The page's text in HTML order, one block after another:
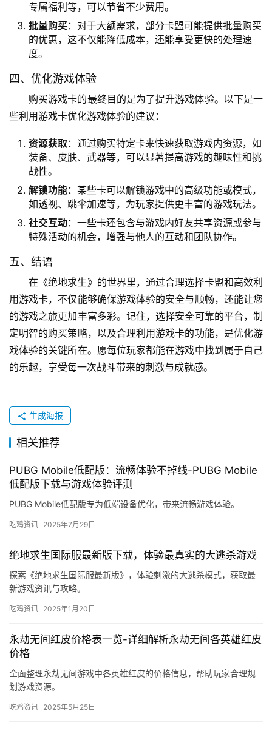
专属福利等，可以节省不少费用。
批量购买：对于大额需求，部分卡盟可能提供批量购买
的优惠，这不仅能降低成本，还能享受更快的处理速
度。
四、优化游戏体验
购买游戏卡的最终目的是为了提升游戏体验。以下是一
些利用游戏卡优化游戏体验的建议：
资源获取 ：通过购买特定卡来快速获取游戏内资源，如
装备、皮肤、武器等，可以显著提高游戏的趣味性和挑
战性。
解锁功能：某些卡可以解锁游戏中的高级功能或模式，
如透视、跳伞加速等，为玩家提供更丰富的游戏玩法。
社交互动：一些卡还包含与游戏内好友共享资源或参与
特殊活动的机会，增强与他人的互动和团队协作。
五、结语
在《绝地求生》的世界里，通过合理选择卡盟和高效利
用游戏卡，不仅能够确保游戏体验的安全与顺畅，还能让您
的游戏之旅更加丰富多彩。记住，选择安全可靠的平台，制
定明智的购买策略，以及合理利用游戏卡的功能，是优化游
戏体验的关键所在。愿每位玩家都能在游戏中找到属于自己
的乐趣，享受每一次战斗带来的刺激与成就感。
生成海报
相关推荐
PUBG Mobile低配版：流畅体验不掉线-PUBG Mobile
低配版下载与游戏体验评测
PUBG Mobile低配版专为低端设备优化，带来流畅游戏体验。
吃鸡资讯 2025年7月29日
绝地求生国际服最新版下载，体验最真实的大逃杀游戏
探索《绝地求生国际服最新版》，体验刺激的大逃杀模式，获取最
新游戏资讯与攻略。
吃鸡资讯 2025年1月20日
永劫无间红皮价格表一览-详细解析永劫无间各英雄红皮
价格
全面整理永劫无间游戏中各英雄红皮的价格信息，帮助玩家合理规
划游戏资源。
吃鸡资讯 2025年5月25日